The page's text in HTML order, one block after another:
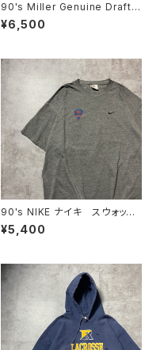
90's Miller Genuine Draft
フルーツオブザルームボディ
バックプリント シングルステッ
¥6,500
90's NIKE ナイキ スウォッシ
ュ 刺繍ロゴ NFL FILMS バ
ックプリント メキシコ製 グレ
¥5,400